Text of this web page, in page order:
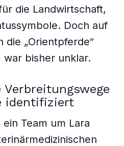
die Landwirtschaft,
Doch auf
die „Orientpferde“
bisher unklar.
identifiziert
Team um Lara